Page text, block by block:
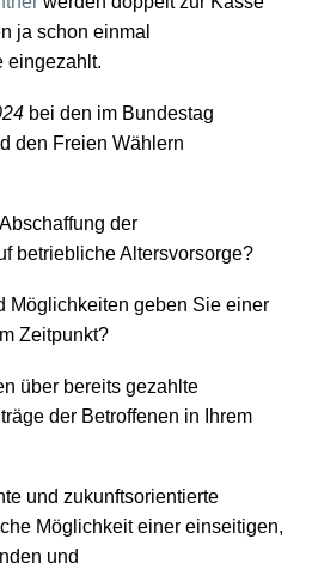
ja schon einmal
eingezahlt.
bei den im Bundestag
den Freien Wählern
der
betriebliche Altersvorsorge?
Möglichkeiten geben Sie einer
Zeitpunkt?
über bereits gezahlte
der Betroffenen in Ihrem
und zukunftsorientierte
Möglichkeit einer einseitigen,
und